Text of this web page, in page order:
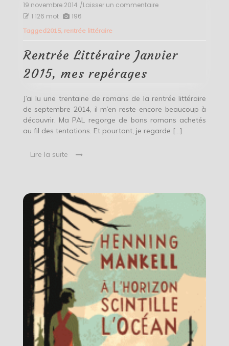
19 novembre 2014 /Laisser un commentaireon
mes
repérages
1 126 mot 196
Tagged2015, rentrée littéraire
Rentrée Littéraire Janvier
2015, mes repérages
J’ai lu une trentaine de romans de la rentrée littéraire
de septembre 2014, il m’en reste encore beaucoup à
découvrir. Ma PAL regorge de bons romans achetés
au fil des tentations. Et pourtant, je regarde […]
Lire la suite